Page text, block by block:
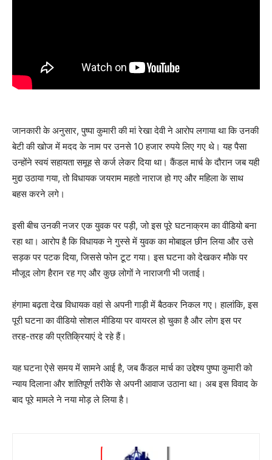
जानकारी के अनुसार, पुष्पा कुमारी की मां रेखा देवी ने आरोप लगाया था कि उनकी
बेटी की खोज में मदद के नाम पर उनसे 10 हजार रुपये लिए गए थे। यह पैसा
उन्होंने स्वयं सहायता समूह से कर्ज लेकर दिया था। कैंडल मार्च के दौरान जब यही
मुद्दा उठाया गया, तो विधायक जयराम महतो नाराज हो गए और महिला के साथ
बहस करने लगे।
इसी बीच उनकी नजर एक युवक पर पड़ी, जो इस पूरे घटनाक्रम का वीडियो बना
रहा था। आरोप है कि विधायक ने गुस्से में युवक का मोबाइल छीन लिया और उसे
सड़क पर पटक दिया, जिससे फोन टूट गया। इस घटना को देखकर मौके पर
मौजूद लोग हैरान रह गए और कुछ लोगों ने नाराजगी भी जताई।
हंगामा बढ़ता देख विधायक वहां से अपनी गाड़ी में बैठकर निकल गए। हालांकि, इस
पूरी घटना का वीडियो सोशल मीडिया पर वायरल हो चुका है और लोग इस पर
तरह-तरह की प्रतिक्रियाएं दे रहे हैं।
यह घटना ऐसे समय में सामने आई है, जब कैंडल मार्च का उद्देश्य पुष्पा कुमारी को
न्याय दिलाना और शांतिपूर्ण तरीके से अपनी आवाज उठाना था। अब इस विवाद के
बाद पूरे मामले ने नया मोड़ ले लिया है।